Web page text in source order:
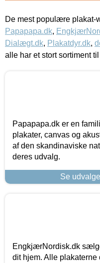
De mest populære plakat-
Papapapa.dk,
Dialægt.dk, Plakatdyr.dk,
alle har et stort sortiment
Papapapa.dk er en
plakater, canvas og
af den skandinaviske
deres udvalg.
Se
EngkjærNordisk.dk
dit hjem. Alle